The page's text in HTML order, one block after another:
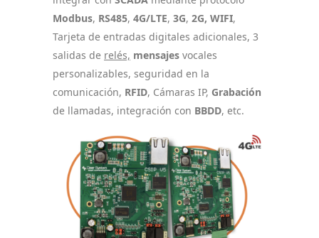
Modbus, RS485, 4G/LTE, 3G, 2G, WIFI,
Tarjeta de entradas digitales adicionales, 3
salidas de relés, mensajes vocales
personalizables, seguridad en la
comunicación, RFID, Cámaras IP, Grabación
de llamadas, integración con BBDD, etc.